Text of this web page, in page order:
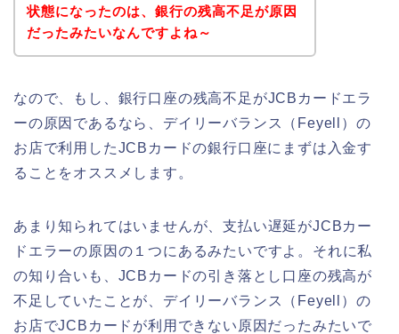
状態になったのは、銀行の残高不足が原因
だったみたいなんですよね～
なので、もし、銀行口座の残高不足がJCBカードエラ
ーの原因であるなら、デイリーバランス（Feyell）の
お店で利用したJCBカードの銀行口座にまずは入金す
ることをオススメします。
あまり知られてはいませんが、支払い遅延がJCBカー
ドエラーの原因の１つにあるみたいですよ。それに私
の知り合いも、JCBカードの引き落とし口座の残高が
不足していたことが、デイリーバランス（Feyell）の
お店でJCBカードが利用できない原因だったみたいで